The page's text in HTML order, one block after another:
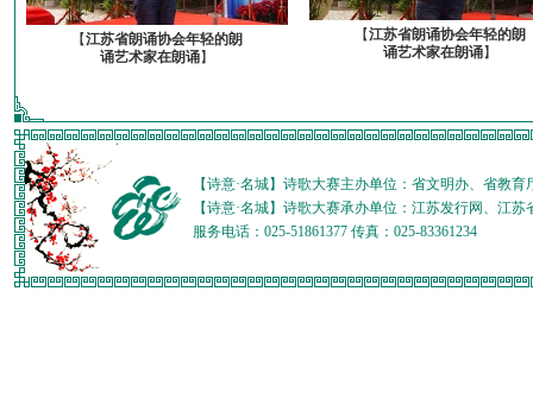
【江苏省朗诵协会年轻的朗
诵艺术家在朗诵】
【江苏省朗诵协会年轻的朗
诵艺术家在朗诵】
【诗意·名城】诗歌大赛主办单位：省文明办、省教
【诗意·名城】诗歌大赛承办单位：江苏发行网、江
服务电话：025-51861377 传真：025-83361234